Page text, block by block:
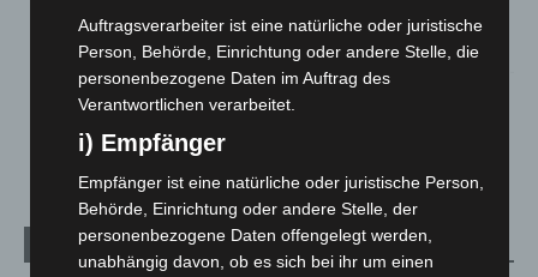
Roten Kreuz
5. August 2026
Mann läuft mit Hockeyschläger über A7 – Polizei sucht
5. August 2026
Kategorien
Auftragsverarbeiter ist eine natürliche oder juristische
Person, Behörde, Einrichtung oder andere Stelle, die
personenbezogene Daten im Auftrag des
Verantwortlichen verarbeitet.
i) Empfänger
Empfänger ist eine natürliche oder juristische Person,
Behörde, Einrichtung oder andere Stelle, der
personenbezogene Daten offengelegt werden,
unabhängig davon, ob es sich bei ihr um einen